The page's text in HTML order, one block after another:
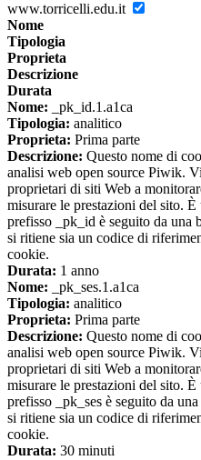
www.torricelli.edu.it
Nome
Tipologia
Proprieta
Descrizione
Durata
Nome: _pk_id.1.a1ca
Tipologia: analitico
Proprieta: Prima parte
Descrizione: Questo nome di
analisi web open source Piwik.
proprietari di siti Web a
misurare le prestazioni del sito.
prefisso _pk_id è seguito da una
si ritiene sia un codice di
cookie.
Durata: 1 anno
Nome: _pk_ses.1.a1ca
Tipologia: analitico
Proprieta: Prima parte
Descrizione: Questo nome di
analisi web open source Piwik.
proprietari di siti Web a
misurare le prestazioni del sito.
prefisso _pk_ses è seguito da
si ritiene sia un codice di
cookie.
Durata: 30 minuti